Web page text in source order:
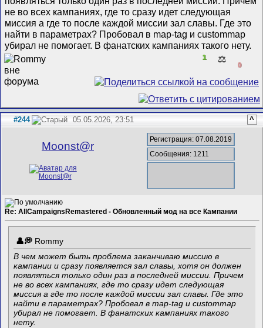
не во всех кампаниях, где то сразу идет следующая
миссия а где то после каждой миссии зал славы. Где это
найти в параметрах? Пробовал в map-tag и custommap
убирал не помогает. В фанатских кампаниях такого нету.
1 ⚖️
0
#244 05.05.2026, 23:51 ^
Mооnst@r
Регистрация: 07.08.2019
Сообщения: 1211
Re: AllCampaignsRemastered - Обновленный мод на все Кампании
Rommy
В чем может быть проблема заканчиваю миссию в
кампании и сразу появляется зал славы, хотя он должен
появляться только один раз в последней миссии. Причем
не во всех кампаниях, где то сразу идет следующая
миссия а где то после каждой миссии зал славы. Где это
найти в параметрах? Пробовал в map-tag и custommap
убирал не помогает. В фанатских кампаниях такого
нету.